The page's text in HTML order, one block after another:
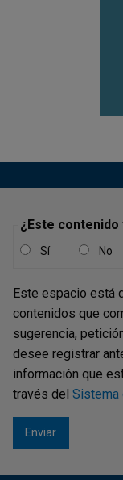
¿Este contenido
Sí No
Este espacio está
contenidos que
sugerencia,
desee registrar
información que
través del Sistema